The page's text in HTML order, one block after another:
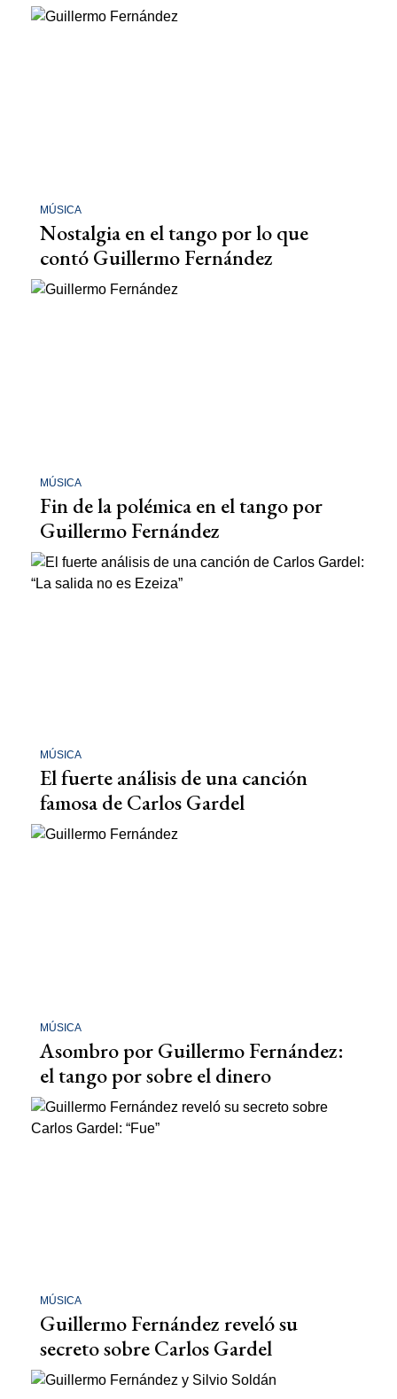
MÚSICA
Nostalgia en el tango por lo que
contó Guillermo Fernández
MÚSICA
Fin de la polémica en el tango por
Guillermo Fernández
MÚSICA
El fuerte análisis de una canción
famosa de Carlos Gardel
MÚSICA
Asombro por Guillermo Fernández:
el tango por sobre el dinero
MÚSICA
Guillermo Fernández reveló su
secreto sobre Carlos Gardel